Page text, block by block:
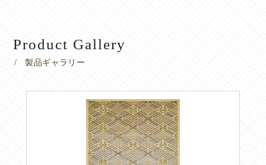
Product Gallery
製品ギャラリー